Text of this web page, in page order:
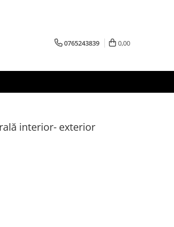
0765243839 0,00
interior- exterior